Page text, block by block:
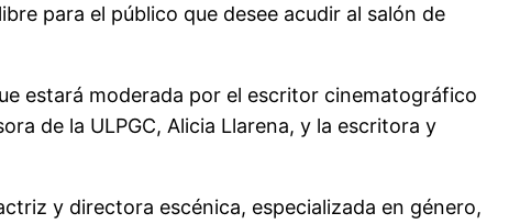
para el público que desee acudir al salón de
estará moderada por el escritor cinematográfico
de la ULPGC, Alicia Llarena, y la escritora y
y directora escénica, especializada en género,